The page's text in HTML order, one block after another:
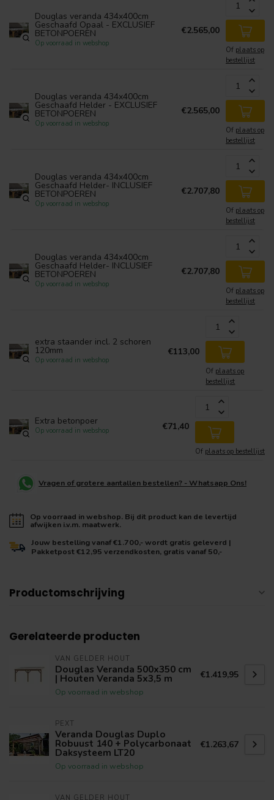
Douglas veranda 434x400cm
Geschaafd Opaal - EXCLUSIEF
BETONPOEREN
Op voorraad in webshop
€2.565,00
Of plaats op
bestellijst
Douglas veranda 434x400cm
Geschaafd Helder - EXCLUSIEF
BETONPOEREN
Op voorraad in webshop
€2.565,00
Of plaats op
bestellijst
Douglas veranda 434x400cm
Geschaafd Helder- INCLUSIEF
BETONPOEREN
Op voorraad in webshop
€2.707,80
Of plaats op
bestellijst
Douglas veranda 434x400cm
Geschaafd Helder- INCLUSIEF
BETONPOEREN
Op voorraad in webshop
€2.707,80
Of plaats op
bestellijst
extra staander incl. 2 schoren
120mm
Op voorraad in webshop
€113,00
Of plaats op
bestellijst
Extra betonpoer
Op voorraad in webshop €71,40
Of plaats op bestellijst
Vragen of grotere aantallen bestellen? - Whatsapp Ons!
Op voorraad in webshop. Bij dit product kan de levertijd
afwijken i.v.m. maatwerk.
Jouw bestelling vanaf €1.700,- wordt gratis geleverd |
Pakketpost €12,95 verzendkosten, gratis vanaf 50,-
Productomschrijving
Gerelateerde producten
VAN GELDER HOUT
Douglas Veranda 500x350 cm
| Houten Veranda 5x3,5 m
Op voorraad in webshop
€1.419,95
PEXT
Veranda Douglas Duplo
Robuust 140 + Polycarbonaat
Daksysteem LT20
Op voorraad in webshop
€1.263,67
VAN GELDER HOUT